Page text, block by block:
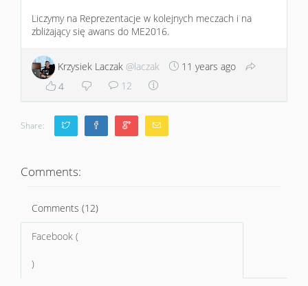
Liczymy na Reprezentacje w kolejnych meczach i na
zbliżający się awans do ME2016.
Krzysiek Laczak @laczak
11 years ago
4
12
Share:
Comments:
Comments (12)
Facebook (
)